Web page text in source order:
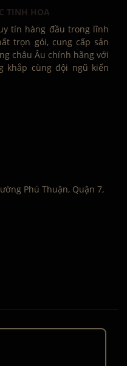
TINH HOA
tín hàng đầu trong lĩnh
trọn gói, cung cấp sản
châu Âu chính hãng với
khắp cùng đội ngũ kiến
Phú Thuận, Quận 7,